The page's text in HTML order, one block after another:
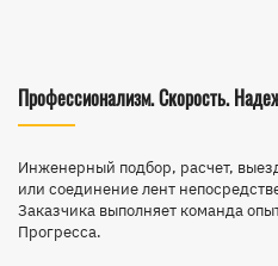
Профессионализм. Скорость.
Инженерный подбор, расчет,
или соединение лент
Заказчика выполняет команда
Прогресса.